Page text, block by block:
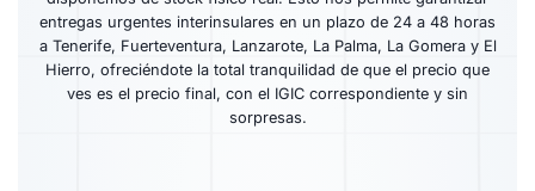
entregas urgentes interinsulares en un plazo de 24 a 48 horas
a Tenerife, Fuerteventura, Lanzarote, La Palma, La Gomera y El
Hierro, ofreciéndote la total tranquilidad de que el precio que
ves es el precio final, con el IGIC correspondiente y sin
sorpresas.